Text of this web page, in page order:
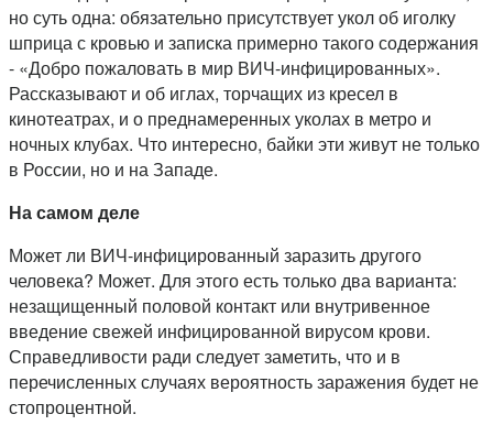
но суть одна: обязательно присутствует укол об иголку
шприца с кровью и записка примерно такого содержания
- «Добро пожаловать в мир ВИЧ-инфицированных».
Рассказывают и об иглах, торчащих из кресел в
кинотеатрах, и о преднамеренных уколах в метро и
ночных клубах. Что интересно, байки эти живут не только
в России, но и на Западе.
На самом деле
Может ли ВИЧ-инфицированный заразить другого
человека? Может. Для этого есть только два варианта:
незащищенный половой контакт или внутривенное
введение свежей инфицированной вирусом крови.
Справедливости ради следует заметить, что и в
перечисленных случаях вероятность заражения будет не
стопроцентной.